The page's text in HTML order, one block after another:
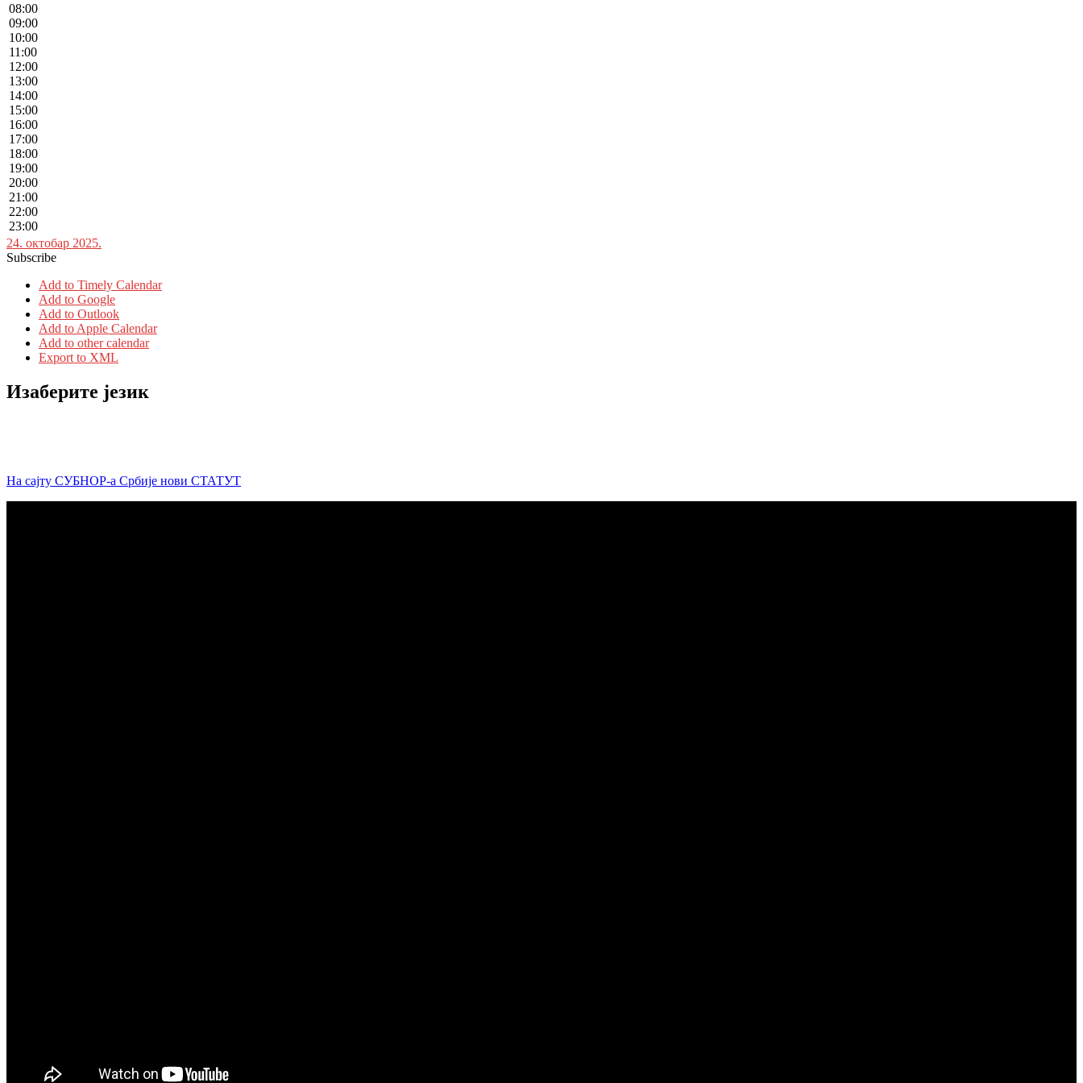
08:00
09:00
10:00
11:00
12:00
13:00
14:00
15:00
16:00
17:00
18:00
19:00
20:00
21:00
22:00
23:00
24. октобар 2025.
Subscribe
Add to Timely Calendar
Add to Google
Add to Outlook
Add to Apple Calendar
Add to other calendar
Export to XML
Изаберите језик
На сајту СУБНОР-а Србије нови СТАТУТ